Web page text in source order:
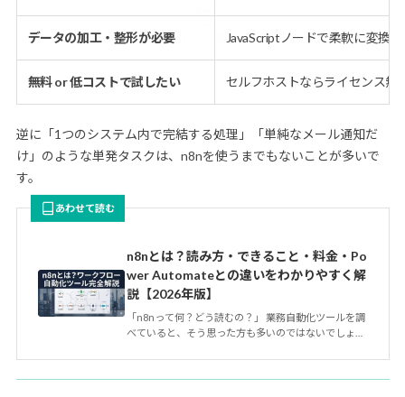
データの加工・整形が必要 JavaScriptノードで柔軟に変換
無料 or 低コストで試したい セルフホストならライセンス無
逆に「1つのシステム内で完結する処理」「単純なメール通知だ
け」のような単発タスクは、n8nを使うまでもないことが多いで
す。
あわせて読む
n8nとは？読み方・できること・料金・Po
wer Automateとの違いをわかりやすく解
説【2026年版】
「n8nって何？どう読むの？」 業務自動化ツールを調
べていると、そう思った方も多いのではないでしょう